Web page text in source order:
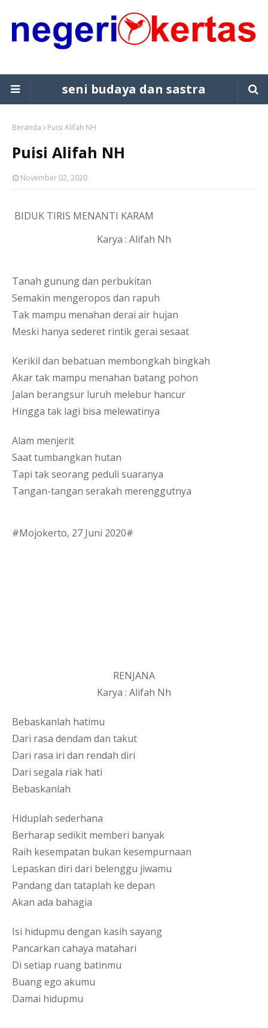
seni budaya dan sastra
Beranda Puisi Alifah NH
Puisi Alifah NH
November 02, 2020
BIDUK TIRIS MENANTI KARAM
Karya : Alifah Nh
Tanah gunung dan perbukitan
Semakin mengeropos dan rapuh
Tak mampu menahan derai air hujan
Meski hanya sederet rintik gerai sesaat
Kerikil dan bebatuan membongkah bingkah
Akar tak mampu menahan batang pohon
Jalan berangsur luruh melebur hancur
Hingga tak lagi bisa melewatinya
Alam menjerit
Saat tumbangkan hutan
Tapi tak seorang peduli suaranya
Tangan-tangan serakah merenggutnya
#Mojokerto, 27 Juni 2020#
RENJANA
Karya : Alifah Nh
Bebaskanlah hatimu
Dari rasa dendam dan takut
Dari rasa iri dan rendah diri
Dari segala riak hati
Bebaskanlah
Hiduplah sederhana
Berharap sedikit memberi banyak
Raih kesempatan bukan kesempurnaan
Lepaskan diri dari belenggu jiwamu
Pandang dan tataplah ke depan
Akan ada bahagia
Isi hidupmu dengan kasih sayang
Pancarkan cahaya matahari
Di setiap ruang batinmu
Buang ego akumu
Damai hidupmu